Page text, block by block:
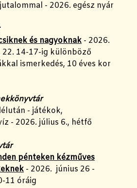
- 2026. egész nyár
és nagyoknak - 2026.
22. 14-17-ig különböző
ismerkedés, 10 éves kor
- játékok,
- 2026. július 6., hétfő
pénteken kézműves
- 2026. június 26 -
11 óráig